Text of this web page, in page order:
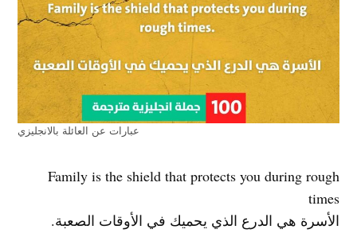
عبارات عن العائلة بالانجليزي
Family is the shield that protects you during rough
times
الأسرة هي الدرع الذي يحميك في الأوقات الصعبة.